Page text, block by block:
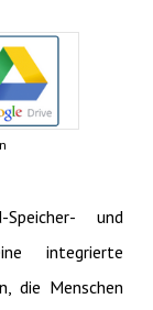
und
integrierte
die Menschen